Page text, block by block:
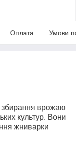
Оплата Умови
збирання врожаю
культур. Вони
жниварки